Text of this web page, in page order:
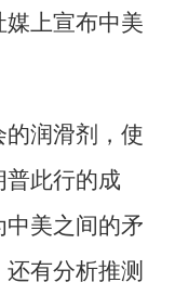
上宣布中美
润滑剂，使
普此行的成
美之间的矛
有分析推测